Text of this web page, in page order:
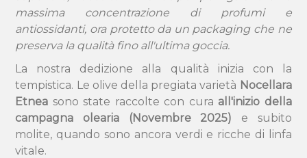
massima concentrazione di profumi e
antiossidanti, ora protetto da un packaging che ne
preserva la qualità fino all'ultima goccia.
La nostra dedizione alla qualità inizia con la
tempistica. Le olive della pregiata varietà Nocellara
Etnea sono state raccolte con cura all'inizio della
campagna olearia (Novembre 2025) e subito
molite, quando sono ancora verdi e ricche di linfa
vitale.